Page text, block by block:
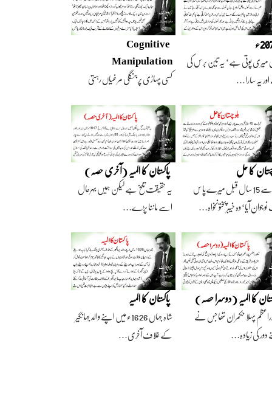
میری پوتی ہے‘ یہ تین برس کی
یہ سارا…
Cognitive
Manipulation
کسی پہاڑی پر جنگلی مرغیاں رہتی
کا حل
آج سے 15 سال قبل میرے پاس
آیا‘ وہ خیبرپختونخواہ…
پاکستان کا المیہ (آخری حصہ)
یہ حقیقت تلخ ہے لیکن ہمیں بہرحال
اسے ماننا پڑے…
کا المیہ (دوسرا حصہ)
پہلا حکمران تھا جس نے
کی زیادہ…
پاکستان کا المیہ
شاہ جہاں 1626ء میں اپنے والد جہانگیر
کے خلاف آخری…